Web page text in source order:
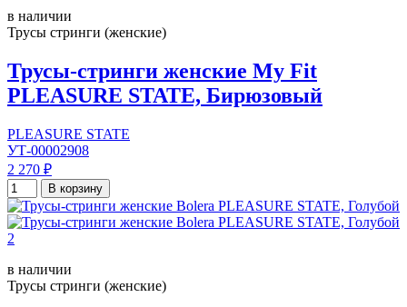
в наличии
Трусы стринги (женские)
Трусы-стринги женские My Fit
PLEASURE STATE, Бирюзовый
PLEASURE STATE
УТ-00002908
2 270 ₽
В корзину
в наличии
Трусы стринги (женские)